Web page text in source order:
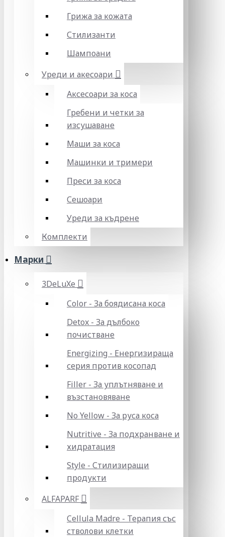
Грижа за кожата
Стилизанти
Шампоани
Уреди и акесоари
Аксесоари за коса
Гребени и четки за
изсушаване
Маши за коса
Машинки и тримери
Преси за коса
Сешоари
Уреди за къдрене
Комплекти
Марки
3DeLuXe
Color - За боядисана коса
Detox - За дълбоко
почистване
Energizing - Енергизираща
серия против косопад
Filler - За уплътняване и
възстановяване
No Yellow - За руса коса
Nutritive - За подхранване и
хидратация
Style - Стилизиращи
продукти
ALFAPARF
Cellula Madre - Терапия със
стволови клетки